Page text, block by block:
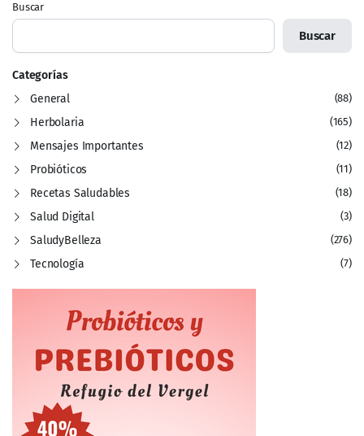
Buscar
Buscar
Categorías
General
(88)
Herbolaria (165)
Mensajes Importantes (12)
Probióticos (11)
Recetas Saludables (18)
Salud Digital (3)
SaludyBelleza (276)
Tecnología (7)